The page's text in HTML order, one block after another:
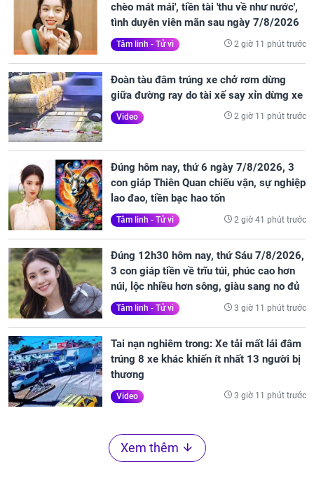
chèo mát mái', tiền tài 'thu về như nước',
tình duyên viên mãn sau ngày 7/8/2026
Tâm linh - Tử vi 2 giờ 11 phút trước
Đoàn tàu đâm trúng xe chở rơm dừng
giữa đường ray do tài xế say xỉn dừng xe
Video 2 giờ 11 phút trước
Đúng hôm nay, thứ 6 ngày 7/8/2026, 3
con giáp Thiên Quan chiếu vận, sự nghiệp
lao đao, tiền bạc hao tốn
Tâm linh - Tử vi 2 giờ 41 phút trước
Đúng 12h30 hôm nay, thứ Sáu 7/8/2026,
3 con giáp tiền về trĩu túi, phúc cao hơn
núi, lộc nhiều hơn sông, giàu sang no đủ
Tâm linh - Tử vi 3 giờ 11 phút trước
Tai nạn nghiêm trong: Xe tải mất lái đâm
trúng 8 xe khác khiến ít nhất 13 người bị
thương
Video 3 giờ 11 phút trước
Xem thêm